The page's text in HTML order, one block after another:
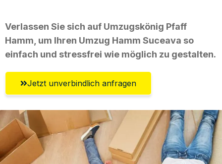
Verlassen Sie sich auf Umzugskönig Pfaff
Hamm, um Ihren Umzug Hamm Suceava so
einfach und stressfrei wie möglich zu gestalten.
Jetzt unverbindlich anfragen